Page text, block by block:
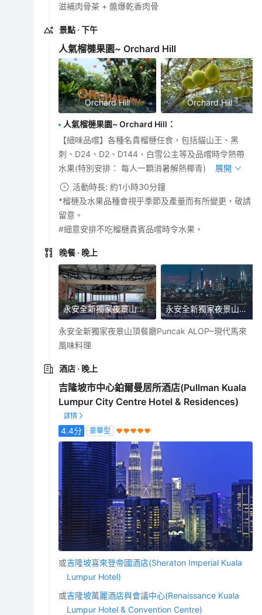
滋補肉骨茶 + 醬爆乾香肉骨
景點 · 下午
人氣榴槤果園~ Orchard Hill
Orchard Hill Orchard Hill
人氣榴槤果園~ Orchard Hill ：
【細味品嚐】各種名貴榴槤任食，包括貓山王、黑
刺、D24、D2、D144、白雪公主等及品嚐時令熱帶
水果(特別安排： 每人一顆消暑解熱椰青)
展開
活動時長: 約1小時30分鐘
*榴槤及水果品種會視乎季節及產量而有所變更，敬請
留意。
#細意安排不吃榴槤貴賓品嚐時令水果。
晚餐 · 晚上
永安全新獨家夜景山頂餐廳Puncak ALOP~現代馬來風味料理 永安全新獨家夜景山頂餐廳Puncak ALOP~現代馬來風味料理
永安全新獨家夜景山頂餐廳Puncak ALOP~現代馬來
風味料理
酒店 · 晚上
吉隆坡市中心鉑爾曼居所酒店(Pullman Kuala
Lumpur City Centre Hotel & Residences)
4.4分 豪華型
或吉隆坡喜來登帝國酒店(Sheraton Imperial Kuala
Lumpur Hotel)
或吉隆坡萬麗酒店與會議中心(Renaissance Kuala
Lumpur Hotel & Convention Centre)